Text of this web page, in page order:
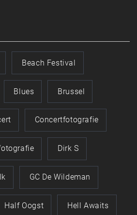
Beach Festival
Blues Brussel
Concertfotografie
Dirk S
GC De Wildeman
Half Oogst Hell Awaits